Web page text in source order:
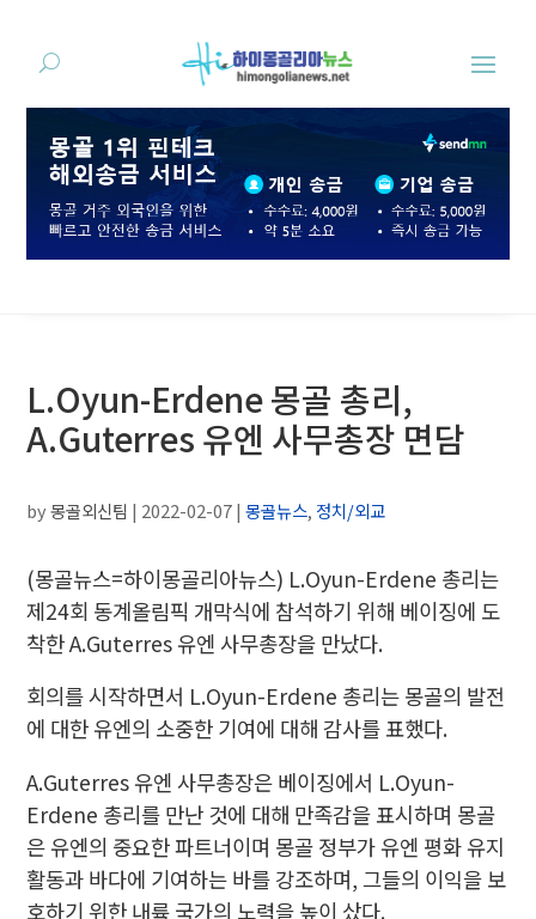
L.Oyun-Erdene 몽골 총리,
A.Guterres 유엔 사무총장 면담
by몽골외신팀 | 2022-02-07|몽골뉴스, 정치/외교
(몽골뉴스=하이몽골리아뉴스) L.Oyun-Erdene 총리는
제24회 동계올림픽 개막식에 참석하기 위해 베이징에 도
착한 A.Guterres 유엔 사무총장을 만났다.
회의를 시작하면서 L.Oyun-Erdene 총리는 몽골의 발전
에 대한 유엔의 소중한 기여에 대해 감사를 표했다.
A.Guterres 유엔 사무총장은 베이징에서 L.Oyun-
Erdene 총리를 만난 것에 대해 만족감을 표시하며 몽골
은 유엔의 중요한 파트너이며 몽골 정부가 유엔 평화 유지
활동과 바다에 기여하는 바를 강조하며, 그들의 이익을 보
호하기 위한 내륙 국가의 노력을 높이 샀다.